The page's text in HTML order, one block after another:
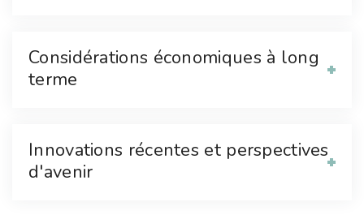
Considérations économiques à long
terme
Innovations récentes et perspectives
d'avenir